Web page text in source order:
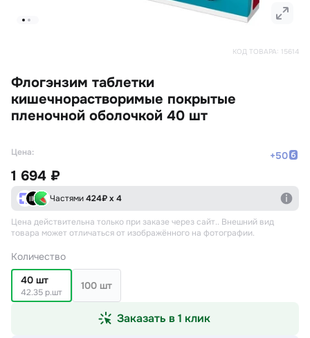
КОД ТОВАРА: 15614
Флогэнзим таблетки
кишечнорастворимые покрытые
пленочной оболочкой 40 шт
Цена: +50
1 694 ₽
Частями424₽ х 4
Цена действительна только при заказе через сайт.. Внешний вид
товара может отличаться от изображённого на фотографии.
Количество
40 шт
42.35 р.шт
100 шт
Заказать в 1 клик